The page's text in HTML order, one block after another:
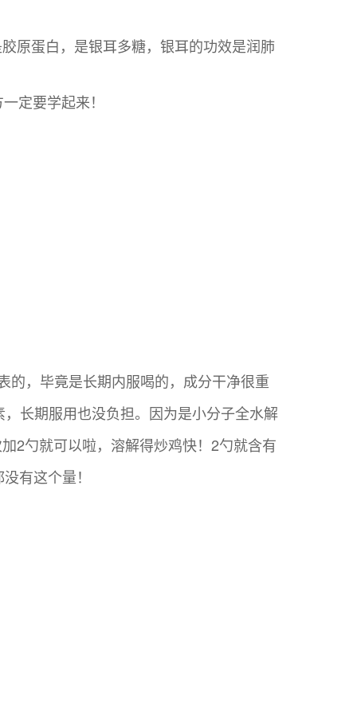
原蛋白，是银耳多糖，银耳的功效是润肺
定要学起来！
的，毕竟是长期内服喝的，成分干净很重
长期服用也没负担。因为是小分子全水解
2勺就可以啦，溶解得炒鸡快！2勺就含有
有这个量！